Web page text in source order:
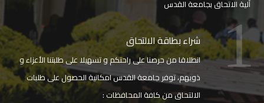
آلية الاتحاق بجامعة القدس
1 شراء بطاقة الالتحاق
انطلاقا من حرصنا على راحتكم و تسهيلا على طلبتنا الأعزاء و
ذويهم، توفر جامعة القدس امكانية الحصول على طلبات
الالتحاق من كافة المحافظات :